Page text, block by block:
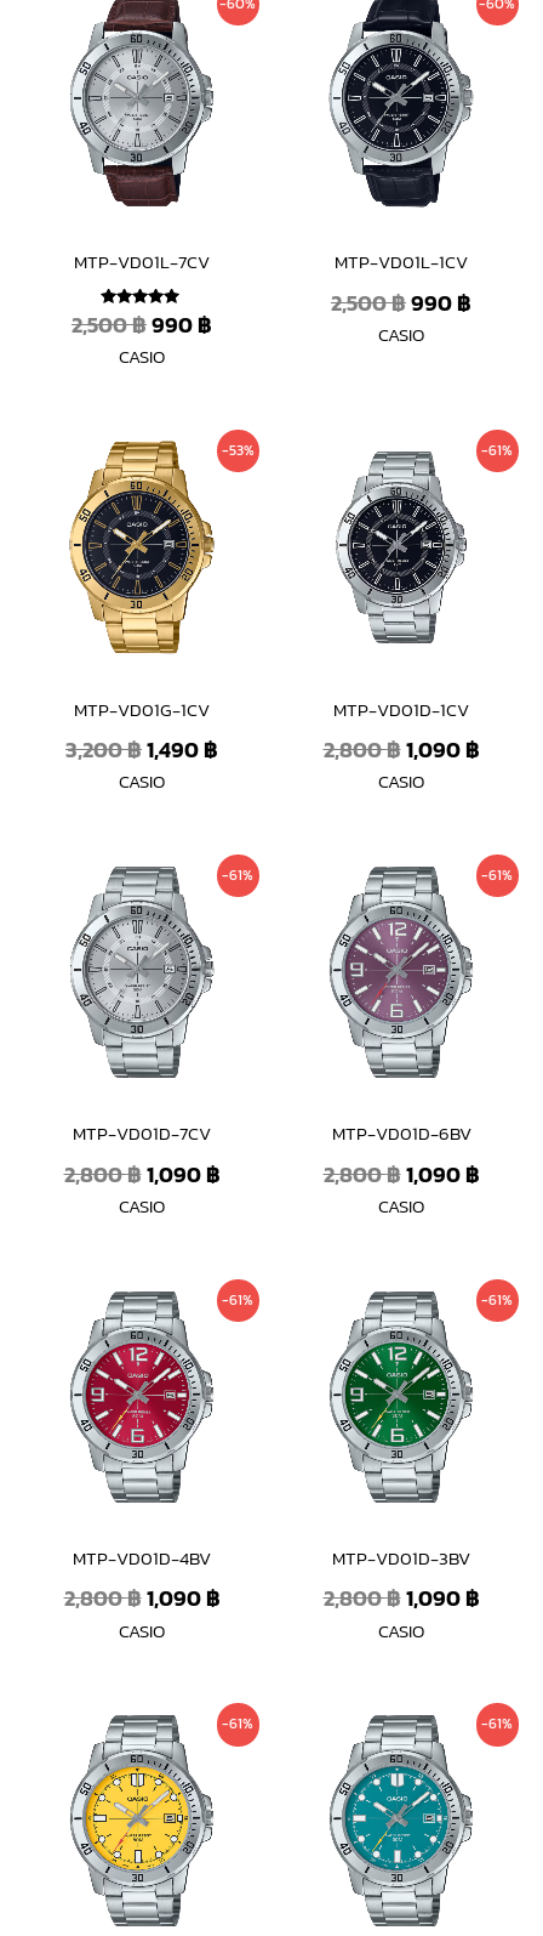
MTP-VD01L-7CV
ให้คะแนน
5.00
คะแนน
2,500฿
price
was:
2,500 ฿.
990฿
price
CASIO
MTP-VD01L-1CV
2,500฿
price
was:
2,500 ฿.
990฿
price
CASIO
-53%
MTP-VD01G-1CV
3,200฿
Original
price
was:
3,200 ฿.
1,490฿
Current
price
CASIO
-61%
MTP-VD01D-1CV
2,800฿
Original
price
was:
2,800 ฿.
1,090฿
price
CASIO
-61%
MTP-VD01D-7CV
2,800฿
Original
price
was:
2,800 ฿.
1,090฿
Current
price
CASIO
-61%
MTP-VD01D-6BV
2,800฿
Original
price
was:
2,800 ฿.
1,090฿
price
CASIO
-61%
MTP-VD01D-4BV
2,800฿
Original
price
was:
2,800 ฿.
1,090฿
Current
price
CASIO
-61%
MTP-VD01D-3BV
2,800฿
Original
price
was:
2,800 ฿.
1,090฿
price
CASIO
-61%
Original
price
was:
2,800 ฿.
Current
price
-61%
Original
price
was:
2,800 ฿.
price